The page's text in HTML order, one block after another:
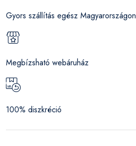
Gyors szállítás egész Magyarországon
Megbízsható webáruház
100% diszkréció